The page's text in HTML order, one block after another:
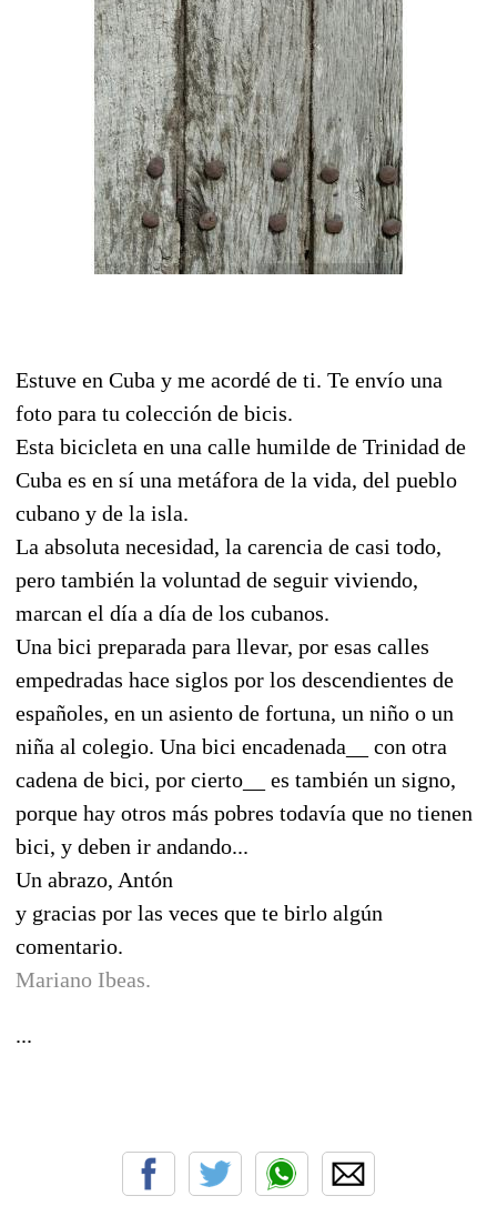
Estuve en Cuba y me acordé de ti. Te envío una
foto para tu colección de bicis.
Esta bicicleta en una calle humilde de Trinidad de
Cuba es en sí una metáfora de la vida, del pueblo
cubano y de la isla.
La absoluta necesidad, la carencia de casi todo,
pero también la voluntad de seguir viviendo,
marcan el día a día de los cubanos.
Una bici preparada para llevar, por esas calles
empedradas hace siglos por los descendientes de
españoles, en un asiento de fortuna, un niño o un
niña al colegio. Una bici encadenada__ con otra
cadena de bici, por cierto__ es también un signo,
porque hay otros más pobres todavía que no tienen
bici, y deben ir andando...
Un abrazo, Antón
y gracias por las veces que te birlo algún
comentario.
Mariano Ibeas.
...